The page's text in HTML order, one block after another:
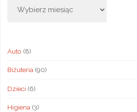
Auto (8)
Biżuteria(90)
Dzieci (6)
Higiena(3)